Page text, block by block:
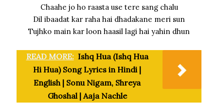
Chaahe jo ho raasta use tere sang chalu
Dil ibaadat kar raha hai dhadakane meri sun
Tujhko main kar loon haasil lagi hai yahin dhun
READ MORE: Ishq Hua (Ishq Hua
Hi Hua) Song Lyrics in Hindi |
English | Sonu Nigam, Shreya
Ghoshal | Aaja Nachle